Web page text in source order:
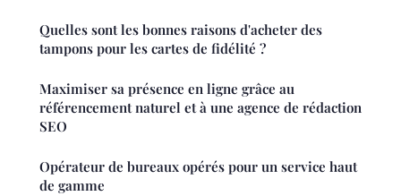
Quelles sont les bonnes raisons d'acheter des
tampons pour les cartes de fidélité ?
Maximiser sa présence en ligne grâce au
référencement naturel et à une agence de rédaction
SEO
Opérateur de bureaux opérés pour un service haut
de gamme